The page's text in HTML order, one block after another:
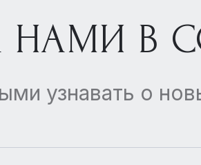
НАМИ В
узнавать о